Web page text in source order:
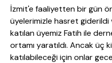
İzmit'e faaliyetten bir gün
üyelerimizle hasret giderildi
katılan üyemiz Fatih ile
ortamı yaratıldı. Ancak üç
katılabileceği için onlar